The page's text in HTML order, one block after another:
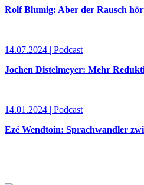
Rolf Blumig: Aber der Rausch
14.07.2024 | Podcast
Jochen Distelmeyer: Mehr
14.01.2024 | Podcast
Ezé Wendtoin: Sprachwandler